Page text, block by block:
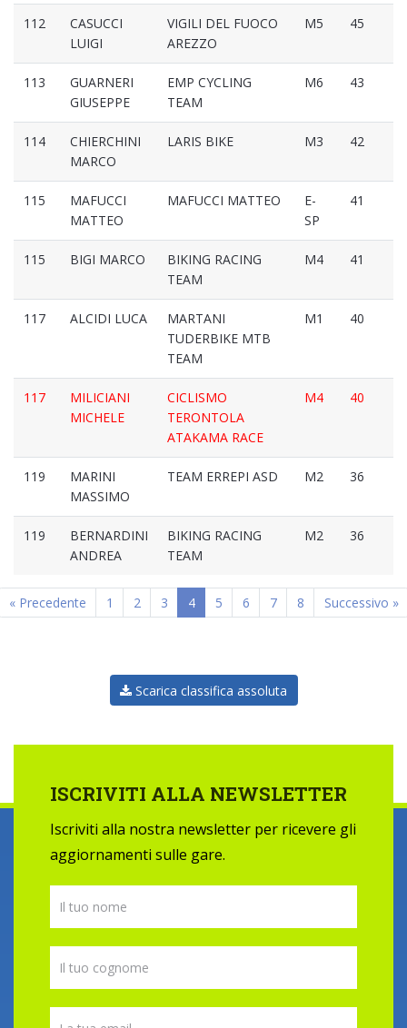
112
CASUCCI
LUIGI
VIGILI DEL FUOCO
AREZZO
M5 45
113
GUARNERI
GIUSEPPE
EMP CYCLING
TEAM
M6 43
114
CHIERCHINI
MARCO
LARIS BIKE M3 42
115
MAFUCCI
MATTEO
MAFUCCI MATTEO
E-
SP
41
115 BIGI MARCO
BIKING RACING
TEAM
M4 41
117 ALCIDI LUCA
MARTANI
TUDERBIKE MTB
TEAM
M1 40
117
MILICIANI
MICHELE
CICLISMO
TERONTOLA
ATAKAMA RACE
M4 40
119
MARINI
MASSIMO
TEAM ERREPI ASD M2 36
119
BERNARDINI
ANDREA
BIKING RACING
TEAM
M2 36
« Precedente 1 2 3 4 5 6 7 8 Successivo »
Scarica classifica assoluta
ISCRIVITI ALLA NEWSLETTER
Iscriviti alla nostra newsletter per ricevere gli
aggiornamenti sulle gare.